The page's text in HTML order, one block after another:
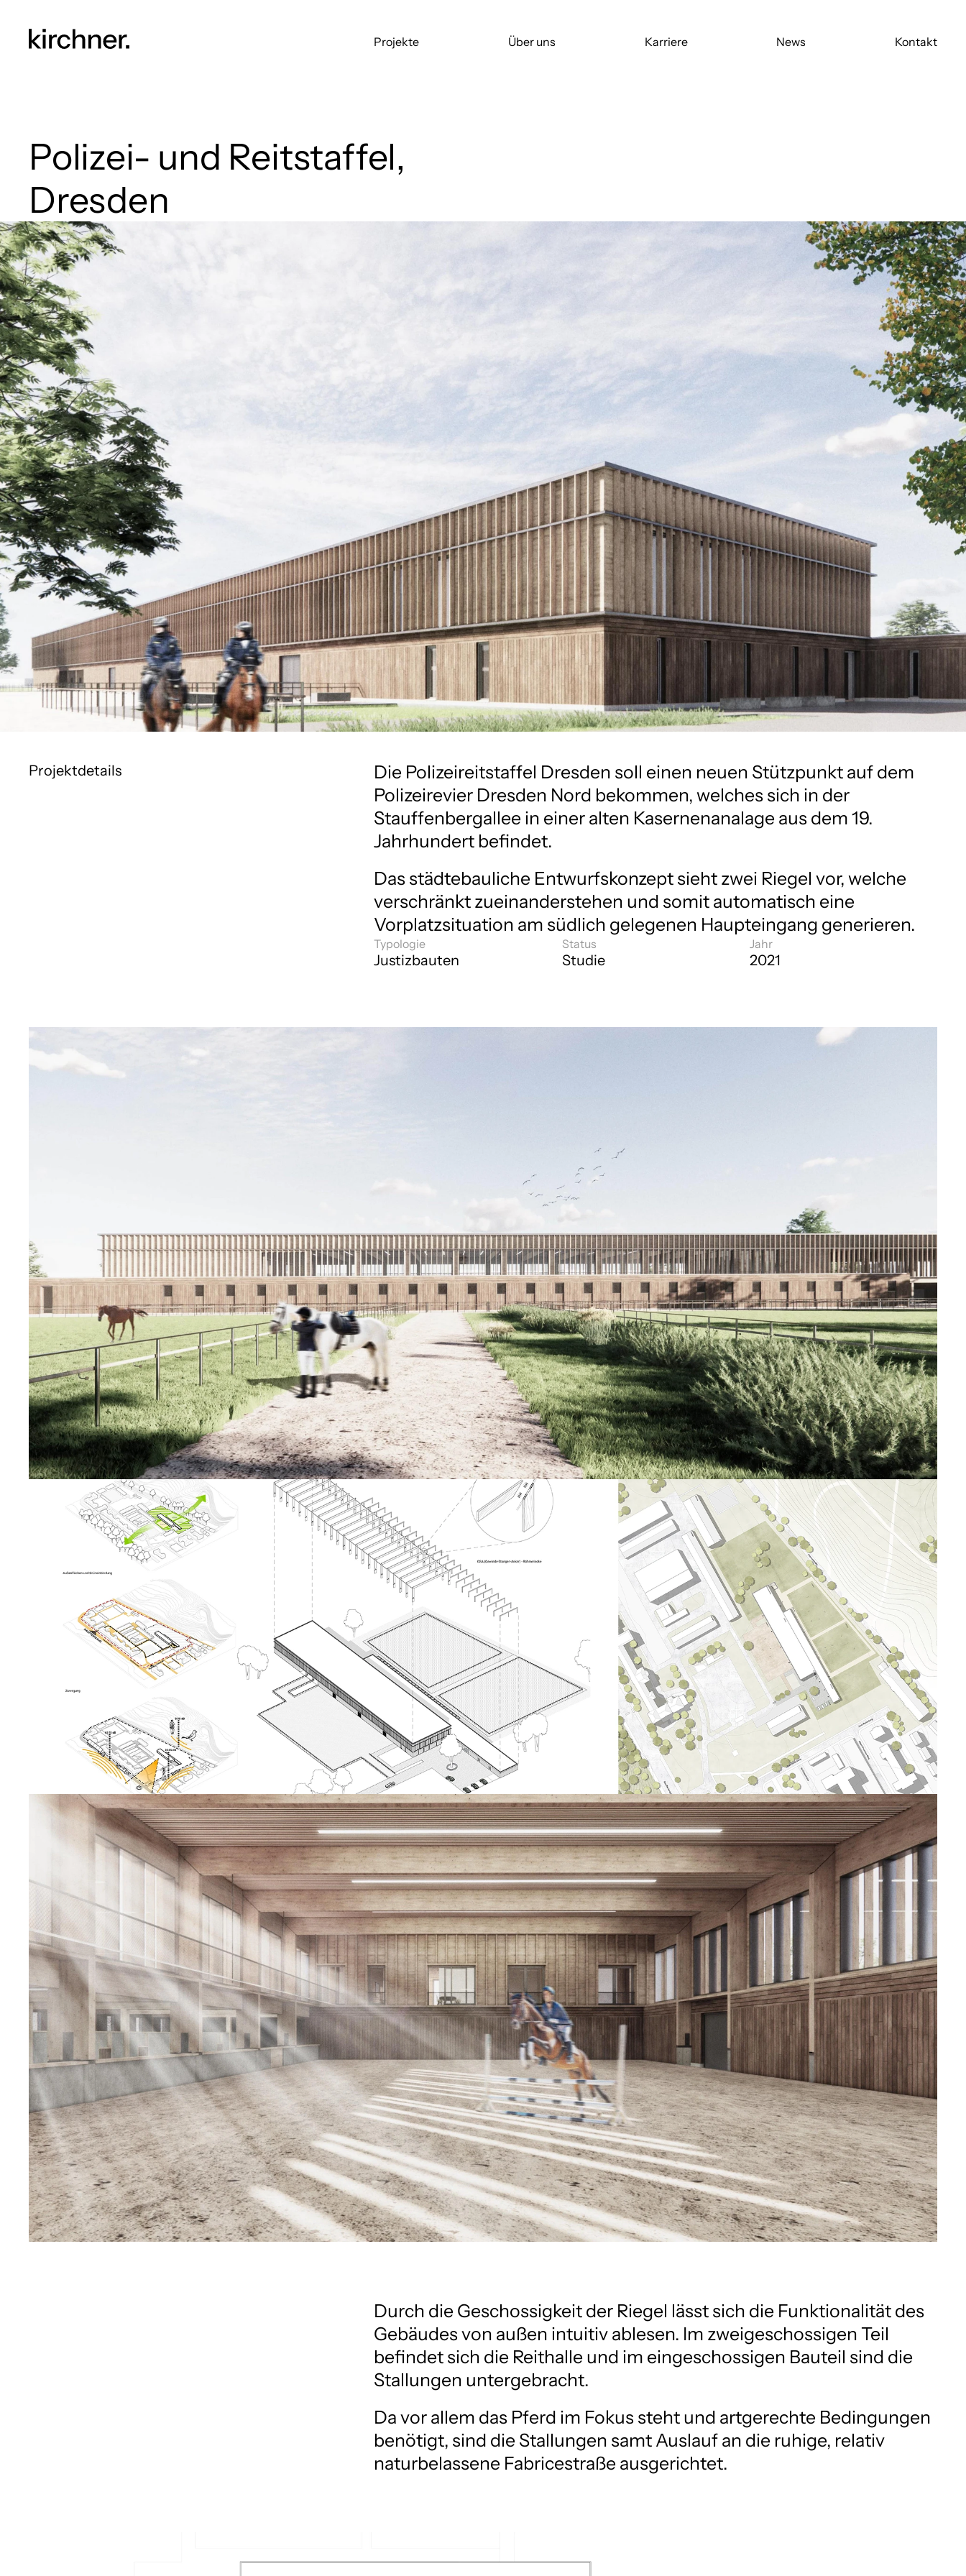
Projekte Über uns Karriere News Kontakt
Polizei- und Reitstaffel,
Dresden
Projektdetails
Die Polizeireitstaffel Dresden soll einen neuen Stützpunkt auf dem
Polizeirevier Dresden Nord bekommen, welches sich in der
Stauffenbergallee in einer alten Kasernenanalage aus dem 19.
Jahrhundert befindet.
Das städtebauliche Entwurfskonzept sieht zwei Riegel vor, welche
verschränkt zueinanderstehen und somit automatisch eine
Vorplatzsituation am südlich gelegenen Haupteingang generieren.
Typologie
Justizbauten
Status
Studie
Jahr
2021
Durch die Geschossigkeit der Riegel lässt sich die Funktionalität des
Gebäudes von außen intuitiv ablesen. Im zweigeschossigen Teil
befindet sich die Reithalle und im eingeschossigen Bauteil sind die
Stallungen untergebracht.
Da vor allem das Pferd im Fokus steht und artgerechte Bedingungen
benötigt, sind die Stallungen samt Auslauf an die ruhige, relativ
naturbelassene Fabricestraße ausgerichtet.